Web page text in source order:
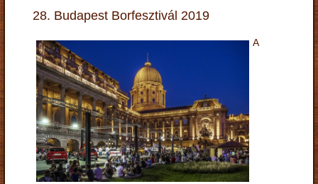
28. Budapest Borfesztivál 2019
A